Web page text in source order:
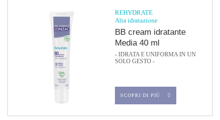
REHYDRATE
Alta idratazione
BB cream idratante
Media 40 ml
- IDRATA E UNIFORMA IN UN
SOLO GESTO -
SCOPRI DI PIÙ